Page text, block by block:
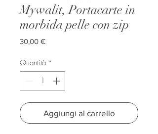
Mywalit, Portacarte in
morbida pelle con zip
30,00 €Prezzo
Quantità *
Aggiungi al carrello